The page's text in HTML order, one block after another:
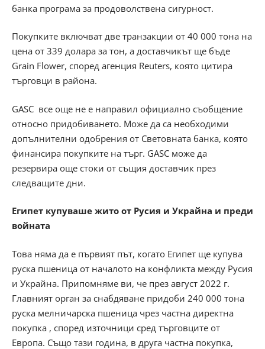
банка програма за продоволствена сигурност.
Покупките включват две транзакции от 40 000 тона на
цена от 339 долара за тон, а доставчикът ще бъде
Grain Flower, според агенция Reuters, която цитира
търговци в района.
GASC все още не е направил официално съобщение
относно придобиването. Може да са необходими
допълнителни одобрения от Световната банка, която
финансира покупките на търг. GASC може да
резервира още стоки от същия доставчик през
следващите дни.
Египет купуваше жито от Русия и Украйна и преди
войната
Това няма да е първият път, когато Египет ще купува
руска пшеница от началото на конфликта между Русия
и Украйна. Припомняме ви, че през август 2022 г.
Главният орган за снабдяване придоби 240 000 тона
руска мелничарска пшеница чрез частна директна
покупка , според източници сред търговците от
Европа. Също тази година, в друга частна покупка,